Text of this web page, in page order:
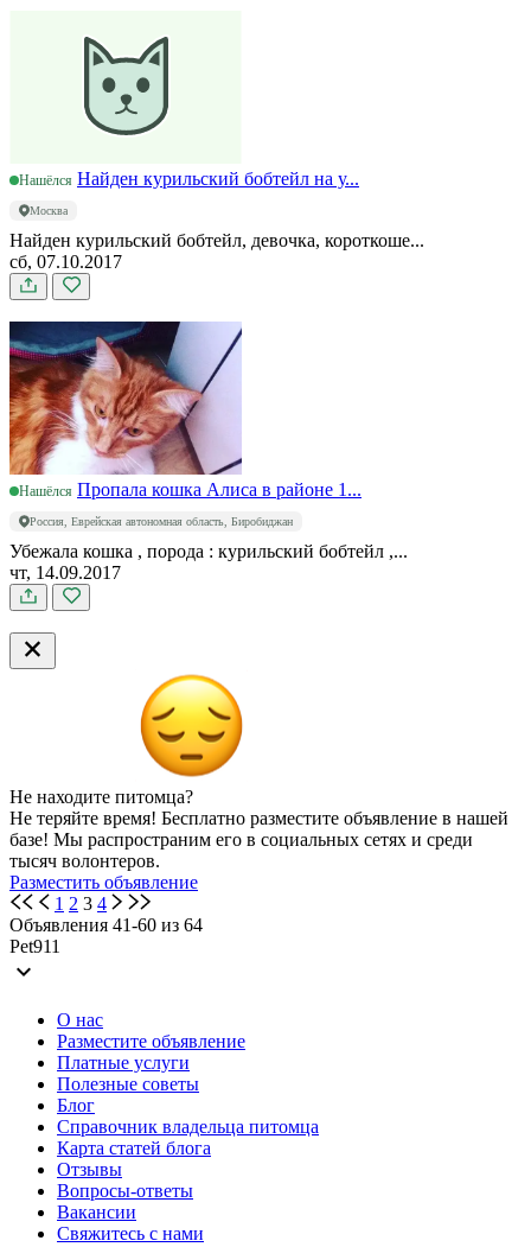
Нашёлся Найден курильский бобтейл на у...
Москва
Найден курильский бобтейл, девочка, короткоше...
сб, 07.10.2017
Нашёлся Пропала кошка Алиса в районе 1...
Россия, Еврейская автономная область, Биробиджан
Убежала кошка , порода : курильский бобтейл ,...
чт, 14.09.2017
Не находите питомца?
Не теряйте время! Бесплатно разместите объявление в нашей
базе! Мы распространим его в социальных сетях и среди
тысяч волонтеров.
Разместить объявление
1 2 3 4
Объявления 41-60 из 64
Pet911
expand_more
О нас
Разместите объявление
Платные услуги
Полезные советы
Блог
Справочник владельца питомца
Карта статей блога
Отзывы
Вопросы-ответы
Вакансии
Свяжитесь с нами